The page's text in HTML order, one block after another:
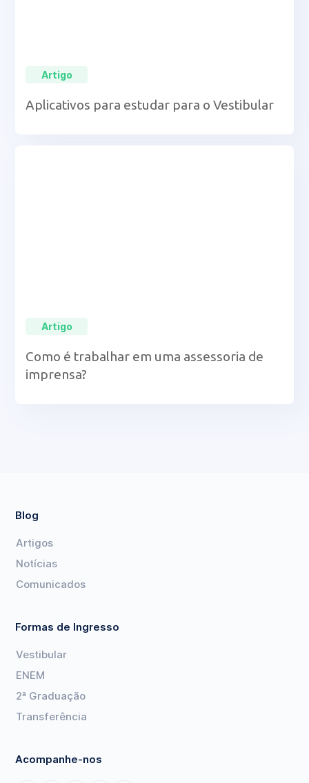
Artigo
Aplicativos para estudar para o Vestibular
Artigo
Como é trabalhar em uma assessoria de
imprensa?
Blog
Artigos
Notícias
Comunicados
Formas de Ingresso
Vestibular
ENEM
2ª Graduação
Transferência
Acompanhe-nos